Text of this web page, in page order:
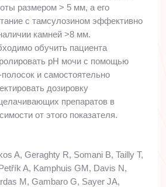
размером > 5 мм, а его
с тамсулозином эффективно
камней >8 мм.
обучить пациента
pH мочи с помощью
полосок и самостоятельно
дозировку
препаратов в
от этого показателя.
A, Geraghty R, Somani B, Tailly T,
A, Kamphuis GM, Davis N,
M, Gambaro G, Sayer JA,